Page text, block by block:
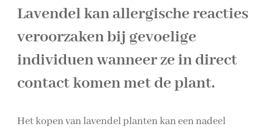
Lavendel kan allergische reacties
veroorzaken bij gevoelige
individuen wanneer ze in direct
contact komen met de plant.
Het kopen van lavendel planten kan een nadeel